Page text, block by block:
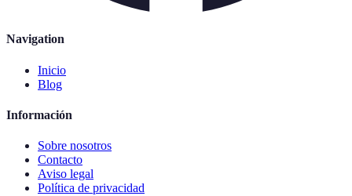
Navigation
Inicio
Blog
Información
Sobre nosotros
Contacto
Aviso legal
Política de privacidad